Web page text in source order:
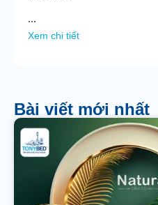
...
Xem chi tiết
Bài viết mới nhất